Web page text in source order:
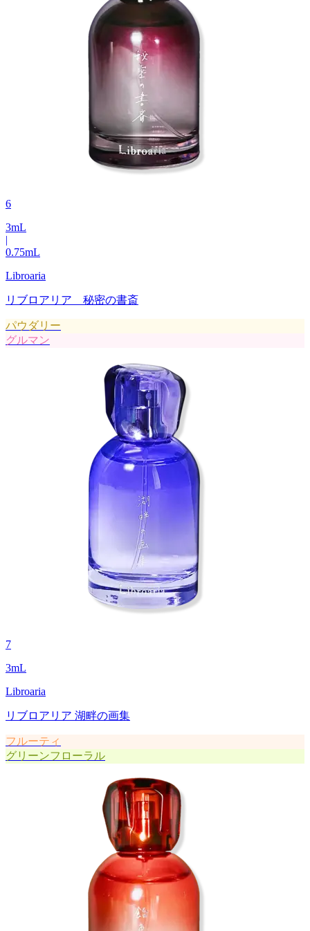
6
3mL
|
0.75mL
Libroaria
リブロアリア 秘密の書斎
パウダリー
グルマン
7
3mL
Libroaria
リブロアリア 湖畔の画集
フルーティ
グリーンフローラル